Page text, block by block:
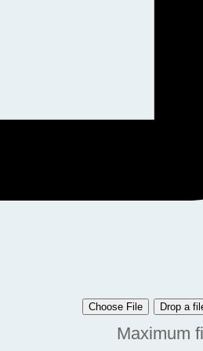
Drop a
Choose File
Maximum